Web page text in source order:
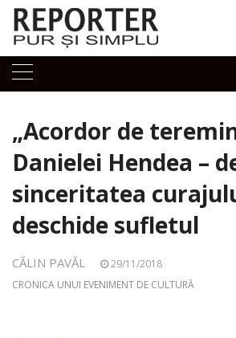
Skip
content
„Acordor de
Danielei Hendea –
sinceritatea
deschide sufletul
CĂLIN PAVĂL
29/11/2018
CRONICA UNUI EVENIMENT DE CULTURĂ